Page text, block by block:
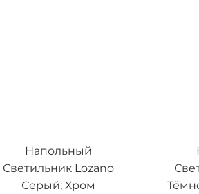
Напольный
Светильник Lozano
Серый; Хром